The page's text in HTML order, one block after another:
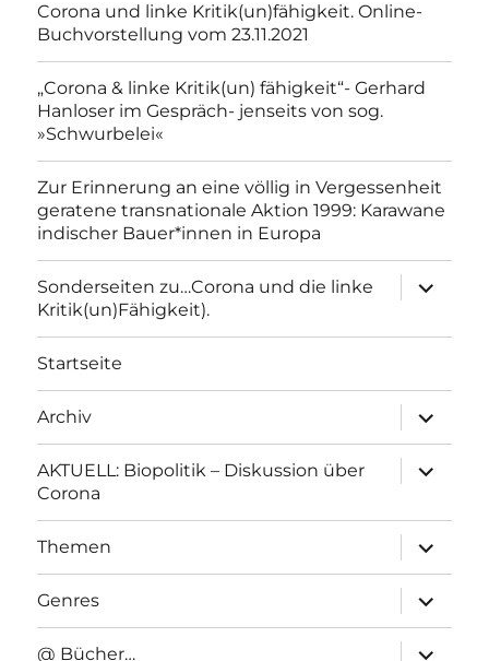
Corona und linke Kritik(un)fähigkeit. Online-
Buchvorstellung vom 23.11.2021
„Corona & linke Kritik(un) fähigkeit“- Gerhard
Hanloser im Gespräch- jenseits von sog.
»Schwurbelei«
Zur Erinnerung an eine völlig in Vergessenheit
geratene transnationale Aktion 1999: Karawane
indischer Bauer*innen in Europa
Sonderseiten zu…Corona und die linke
Kritik(un)Fähigkeit).
anzeigen
Startseite
Archiv
anzeigen
AKTUELL: Biopolitik – Diskussion über
Corona
anzeigen
Themen
anzeigen
Genres
anzeigen
@ Bücher…